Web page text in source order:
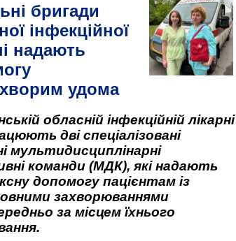
бригади
інфекційної
надають
удома
обласній інфекційній лікарні
дві спеціалізовані
мультидисциплінарні
команди (МДК), які надають
допомогу пацієнтам із
захворюваннями
за місцем їхнього